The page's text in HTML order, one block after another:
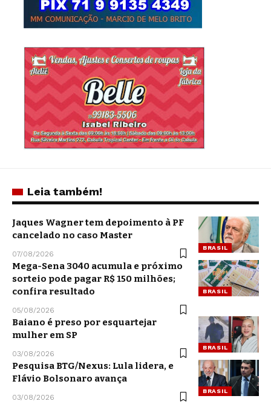
Leia também!
BRASIL
Jaques Wagner tem depoimento à PF
cancelado no caso Master
07/08/2026
BRASIL
Mega-Sena 3040 acumula e próximo
sorteio pode pagar R$ 150 milhões;
confira resultado
05/08/2026
BRASIL
Baiano é preso por esquartejar
mulher em SP
03/08/2026
BRASIL
Pesquisa BTG/Nexus: Lula lidera, e
Flávio Bolsonaro avança
03/08/2026